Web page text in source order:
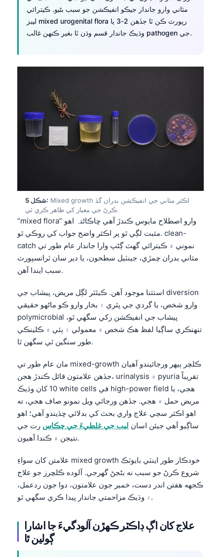
مثاني وارو جاندار جيڪو انفيڪشن جو سبب بڻيو. ڪيترائي
ليبز mixed urogenital flora رپورٽ ڪن ٿا جڏهن 2-3 يا
وڌيڪ جاندار قسم وڌن ٿا بغير ڪنهن غالب pathogen جي.
شڪل 5: Mixed growth اڪثر مثاني جي انفيڪشن بدران گڏ
ڪرڻ جي معيار کي ظاهر ڪري ٿي.
“mixed flora” وارو اصطلاح مايوس ڪندڙ آهي ڇاڪاڻ⁠تہ اهو
مثبت لڳي ٿو پر اڪثر واضح جواب کي روڪي ٿو. clean-
catch نموني ۾ ڪيترائي گهٽ ڳڻپ وارا جاندار عام طور تي
مثاني بدران چمڙي، جينٽيل سطحون، يا دير سان ٽرانسپورٽ
سبب ايندا آهن.
استثنا موجود آهن. ڪيٿٽر لڳل مريض، پيشاب جي diversion
وارو شخص، يا گردي جي پٿري ۽ بخار وارو ڪو ماڻهو حقيقي
polymicrobial پيشاب جي انفيڪشن رکي سگهي ٿو،
تنهنڪري ساڳيا لفظ هڪ شخص ۾ معمولي ۽ ٻئي ۾ ڪلينڪي
طور سنگين ٿي سگهن ٿا.
مان عام طور تي mixed-growth ڪلچر ٻيهر ورجائيندو آهيان
جڏهن علامتون قائل ڪندڙ هجن، urinalysis ۾ pyuria تقريباً
10 کان وڌيڪ white cells في high-power field هجي، يا
مريض حمل ۾ هجي. جڏهن ورجائي ويل نمونو صاف هجي، ته
اهو اڪثر سڄي علاج واري بحث کي بدلائي ڇڏيندو آهي؛ اهو
ساڳيو آهي جيئن اسان ليب جي غلطيءَ جي چڪاس رت جي
نتيجن ۾ ڪندا آهيون.
علامتن کان سواءِ mixed growth خودڪار طور اينٽي بايوٽڪ
شروع ڪرڻ جو سبب نه بڻجڻ گهرجي. آلوده ڪلچرز جو علاج
ڪجهه هفتن اندر دست، خمير جون علامتون، دوا جون ردعمل،
۽ وڌيڪ مزاحمتي جاندار پيدا ڪري سگهي ٿو.
علاج کان اڳ ڊاڪٽر ڪهڙن آلودگيءَ جا اشارا
ڳولين ٿائۇيغۇرچە
Татар теле
Беларуская мова
Esperanto
Ślōnskŏ gŏdka
Norsk bokmål